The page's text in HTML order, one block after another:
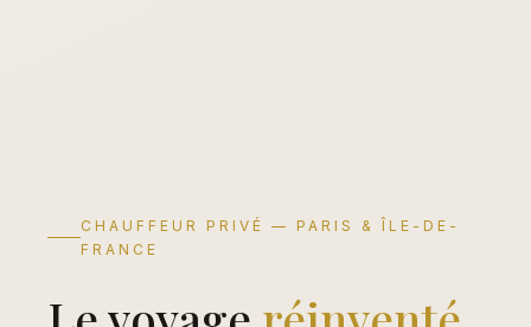
CHAUFFEUR PRIVÉ — PARIS & ÎLE-DE-
FRANCE